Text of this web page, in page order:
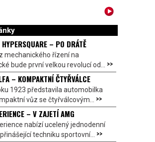
HYPERSQUARE – PO DRÁTĚ
mechanického řízení na
bude první velkou revolucí od... >>
– KOMPAKTNÍ ČTYŘVÁLCE
1923 představila automobilka
vůz se čtyřválcovým... >>
– V ZAJETÍ AMG
nabízí ucelený jednodenní
techniku sportovní... >>